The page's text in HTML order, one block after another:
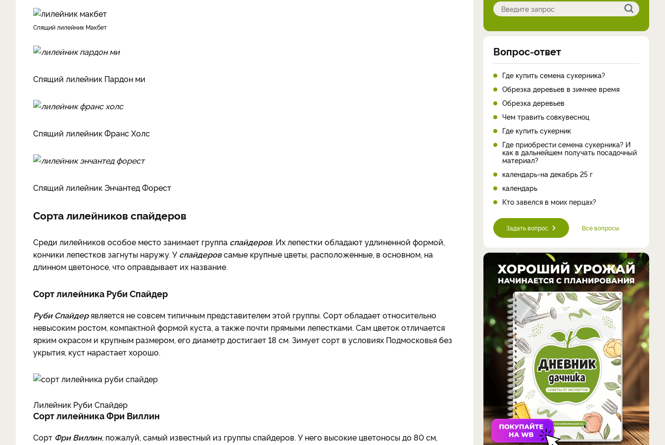
Спящий лилейник Макбет
Спящий лилейник Пардон ми
Спящий лилейник Франс Холс
Спящий лилейник Энчантед Форест
Сорта лилейников спайдеров
Среди лилейников особое место занимает группа спайдеров. Их лепестки обладают удлиненной формой,
кончики лепестков загнуты наружу. У спайдеровсамые крупные цветы, расположенные, в основном, на
длинном цветоносе, что оправдывает их название.
Сорт лилейника Руби Спайдер
Руби Спайдерявляется не совсем типичным представителем этой группы. Сорт обладает относительно
невысоким ростом, компактной формой куста, а также почти прямыми лепестками. Сам цветок отличается
ярким окрасом и крупным размером, его диаметр достигает 18 см. Зимует сорт в условиях Подмосковья без
укрытия, куст нарастает хорошо.
Лилейник Руби Спайдер
Сорт лилейника Фри Виллин
Сорт Фри Виллин, пожалуй, самый известный из группы спайдеров. У него высокие цветоносы до 80 см,
Вопрос-ответ
Где купить семена сукерника?
Обрезка деревьев в зимнее время
Обрезка деревьев
Чем травить совкувесноц
Где купить сукерник
Где приобрести семена сукерника? И
как в дальнейшем получать посадочный
материал?
календарь-на декабрь 25 г
календарь
Кто завелся в моих перцах?
Задать вопрос Все вопросы